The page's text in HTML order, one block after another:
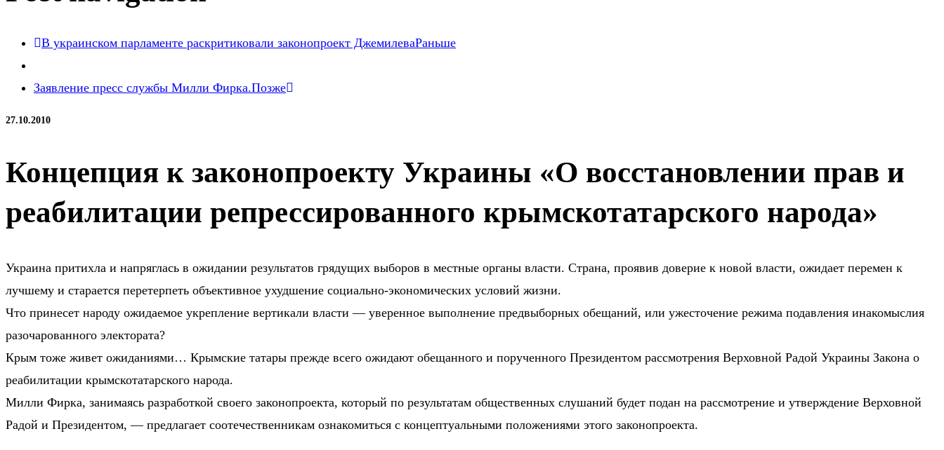
В украинском парламенте раскритиковали законопроект ДжемилеваРаньше
Заявление пресс службы Милли Фирка.Позже
27.10.2010
Концепция к законопроекту Украины «О восстановлении прав и
реабилитации репрессированного крымскотатарского народа»
Украина притихла и напряглась в ожидании результатов грядущих выборов в местные органы власти. Страна, проявив доверие к новой власти, ожидает перемен к
лучшему и старается перетерпеть объективное ухудшение социально-экономических условий жизни.
Что принесет народу ожидаемое укрепление вертикали власти — уверенное выполнение предвыборных обещаний, или ужесточение режима подавления инакомыслия
разочарованного электората?
Крым тоже живет ожиданиями… Крымские татары прежде всего ожидают обещанного и порученного Президентом рассмотрения Верховной Радой Украины Закона о
реабилитации крымскотатарского народа.
Милли Фирка, занимаясь разработкой своего законопроекта, который по результатам общественных слушаний будет подан на рассмотрение и утверждение Верховной
Радой и Президентом, — предлагает соотечественникам ознакомиться с концептуальными положениями этого законопроекта.